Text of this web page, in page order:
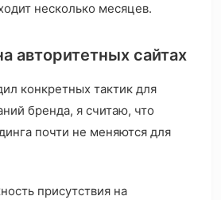
несколько месяцев.
авторитетных сайтах
конкретных тактик для
бренда, я считаю, что
почти не меняются для
присутствия на